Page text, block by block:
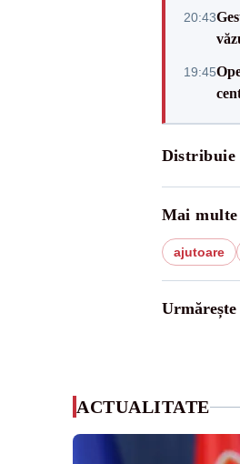
20:43
19:45
Mai
ajutoare
ACTUALITATE